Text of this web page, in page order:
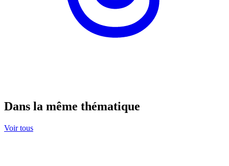
Dans la même thématique
Voir tous